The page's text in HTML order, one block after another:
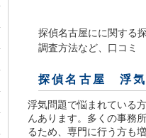
探偵名古屋にに関する
調査方法など、口コ
探偵名古屋 浮
浮気問題で悩まれている
んあります。多くの事務
るため、専門に行う方も